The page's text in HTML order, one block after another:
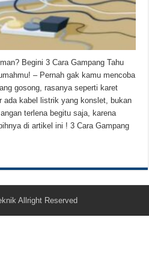
Makin Cuan! Begini Cara Buka
Begini 3 Cara Gampang Tahu
– Pernah gak kamu mencoba
gosong, rasanya seperti karet
ada kabel listrik yang konslet, bukan
terlena begitu saja, karena
di artikel ini ! 3 Cara Gampang
Allright Reserved